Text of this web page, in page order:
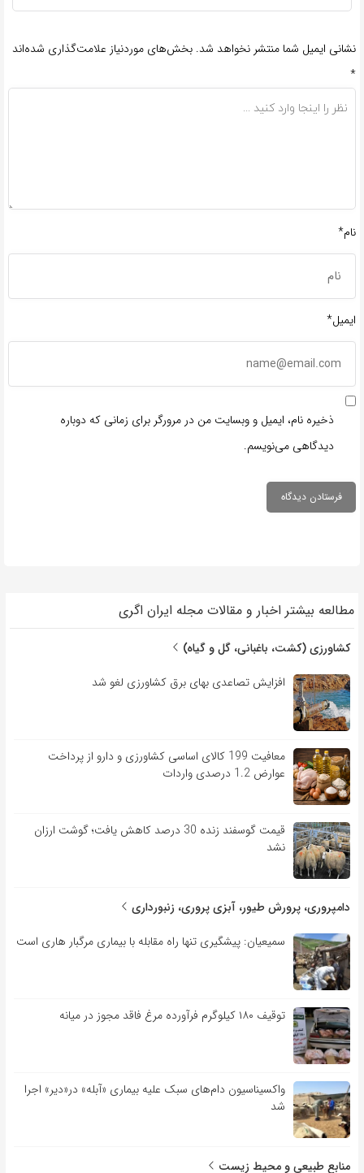
نشانی ایمیل شما منتشر نخواهد شد. بخش‌های موردنیاز علامت‌گذاری شده‌اند
*
نام*
ایمیل*
ذخیره نام، ایمیل و وبسایت من در مرورگر برای زمانی که دوباره
دیدگاهی می‌نویسم.
مطالعه بیشتر اخبار و مقالات مجله ایران اگری
کشاورزی (کشت، باغبانی، گل و گیاه)
افزایش تصاعدی بهای برق کشاورزی لغو شد
معافیت 199 کالای اساسی کشاورزی و دارو از پرداخت
عوارض 1.2 درصدی واردات
قیمت گوسفند زنده 30 درصد کاهش یافت؛ گوشت ارزان
نشد
دامپروری، پرورش طیور، آبزی پروری، زنبورداری
سمیعیان: پیشگیری تنها راه مقابله با بیماری مرگبار هاری است
توقیف ۱۸۰ کیلوگرم فرآورده مرغ فاقد مجوز در میانه
واکسیناسیون دام‌های سبک علیه بیماری «آبله» در«دیر» اجرا
شد
منابع طبیعی و محیط زیست